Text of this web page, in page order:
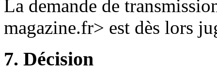
La demande de
magazine.fr> est dès lors
7. Décision